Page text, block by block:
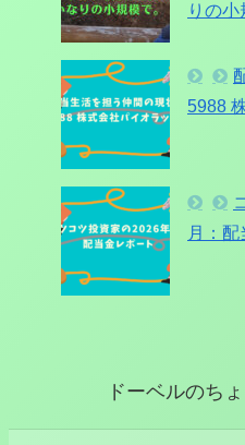
りの小
5988
月：配
ドーベルのち